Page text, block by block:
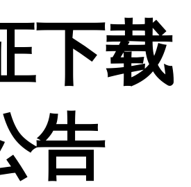
下载
告